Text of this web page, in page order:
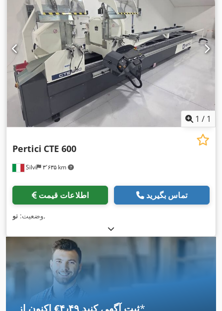
1 / 1
Silvi ۳٬۶۳۵ km
Pertici CTE 600
اطلاعات قیمت تماس بگیرید
وضعیت: نو ,